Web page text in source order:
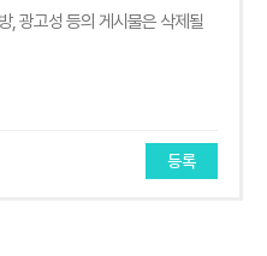
등록